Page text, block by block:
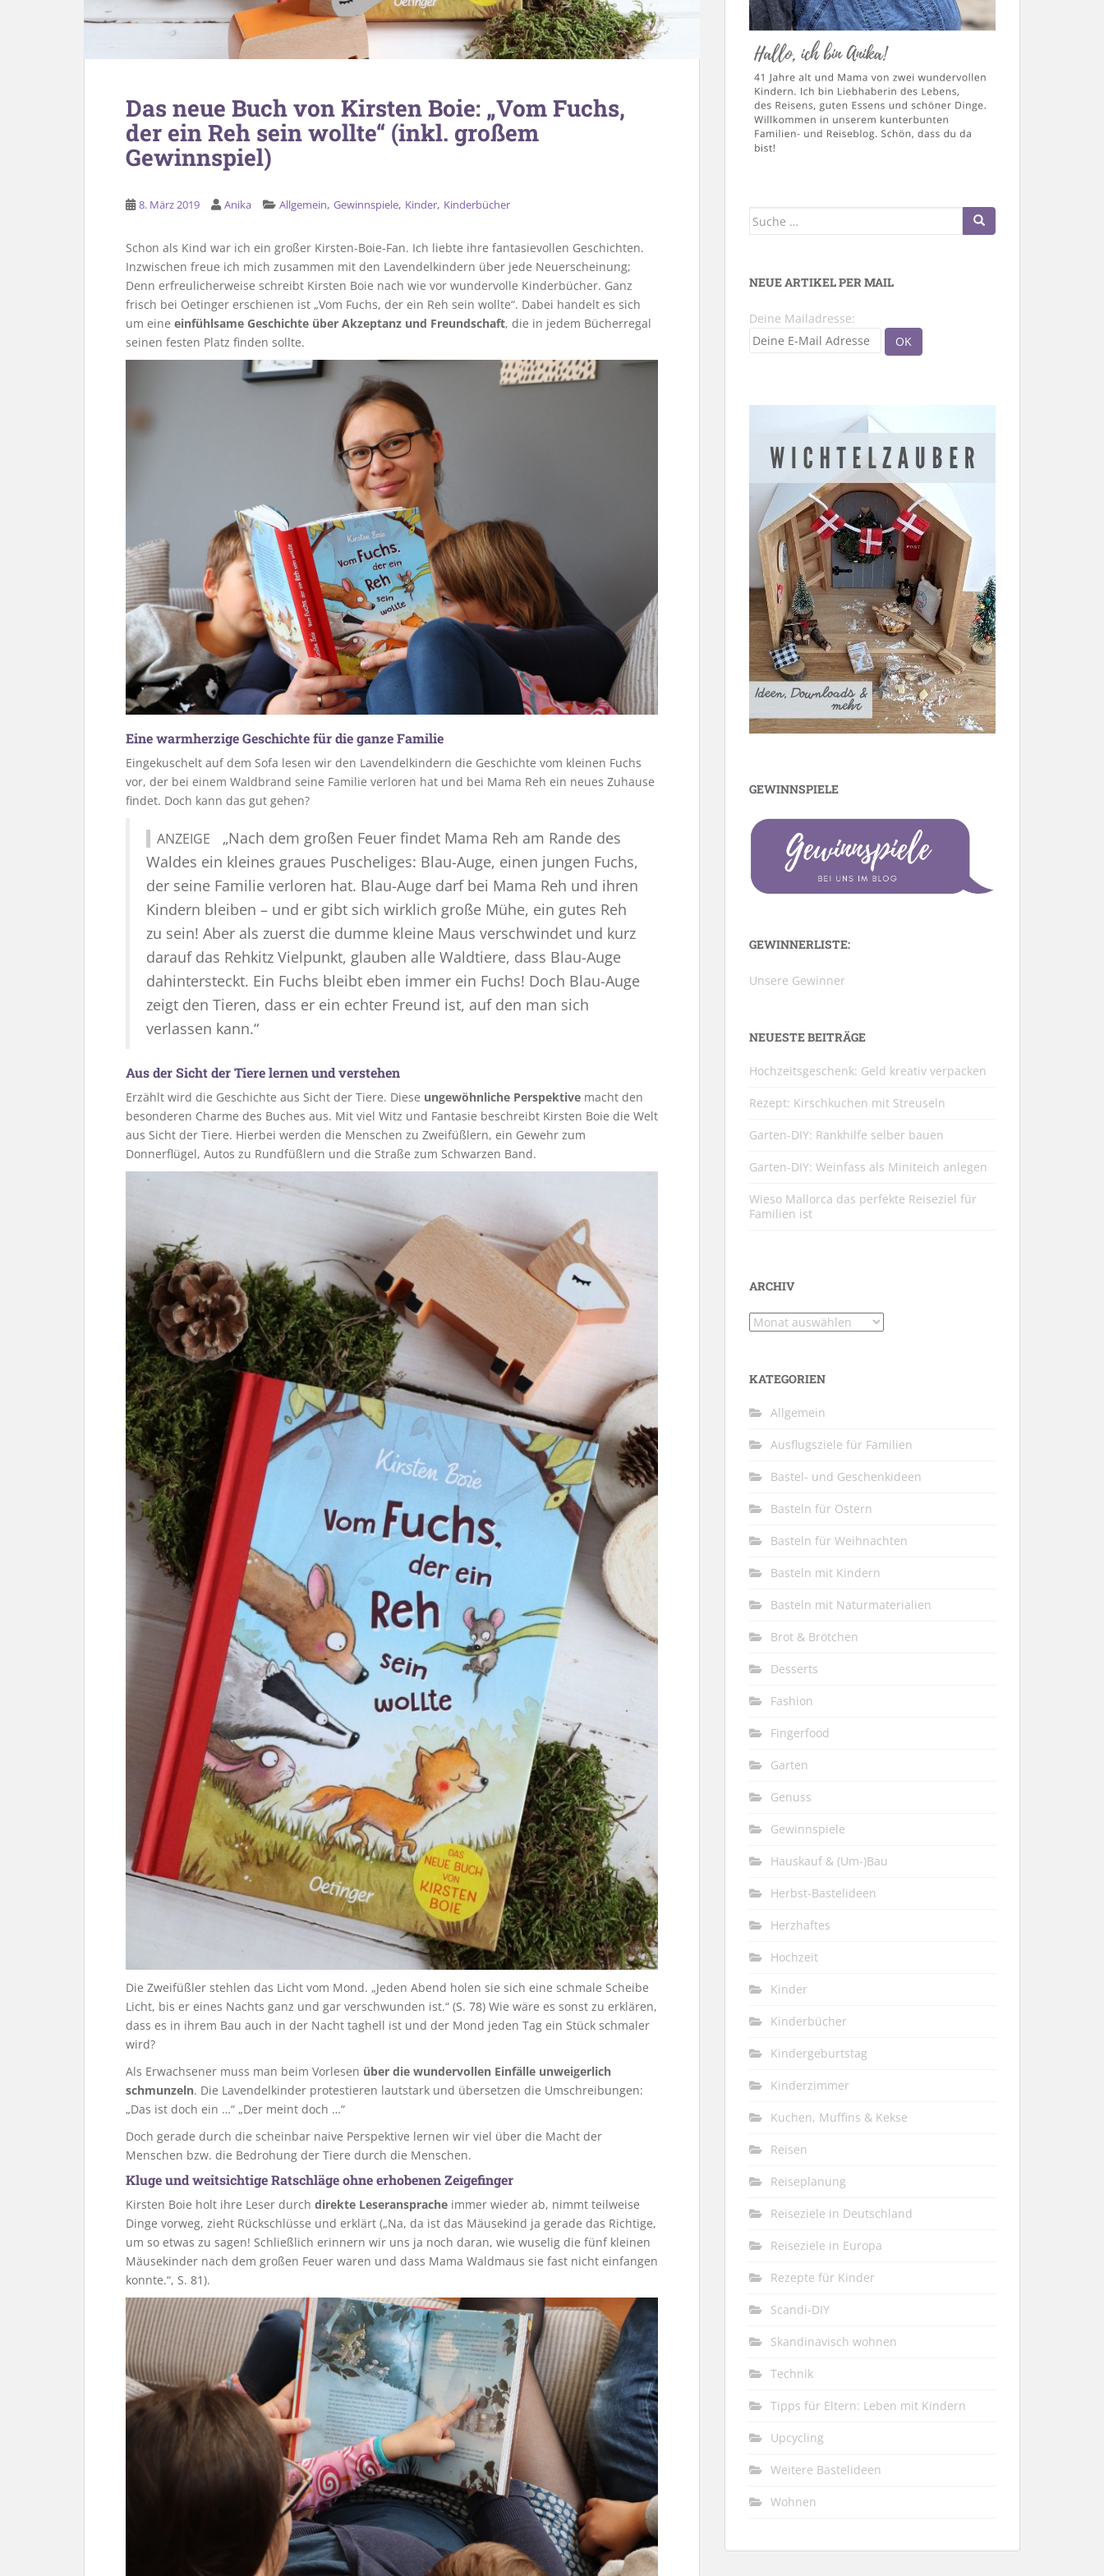
Das neue Buch von Kirsten Boie: „Vom Fuchs,
der ein Reh sein wollte“ (inkl. großem
Gewinnspiel)
8. März 2019 Anika Allgemein, Gewinnspiele, Kinder, Kinderbücher
Schon als Kind war ich ein großer Kirsten-Boie-Fan. Ich liebte ihre fantasievollen Geschichten.
Inzwischen freue ich mich zusammen mit den Lavendelkindern über jede Neuerscheinung;
Denn erfreulicherweise schreibt Kirsten Boie nach wie vor wundervolle Kinderbücher. Ganz
frisch bei Oetinger erschienen ist „Vom Fuchs, der ein Reh sein wollte“. Dabei handelt es sich
um eine einfühlsame Geschichte über Akzeptanz und Freundschaft, die in jedem Bücherregal
seinen festen Platz finden sollte.
Eine warmherzige Geschichte für die ganze Familie
Eingekuschelt auf dem Sofa lesen wir den Lavendelkindern die Geschichte vom kleinen Fuchs
vor, der bei einem Waldbrand seine Familie verloren hat und bei Mama Reh ein neues Zuhause
findet. Doch kann das gut gehen?
ANZEIGE
„Nach dem großen Feuer findet Mama Reh am Rande des
Waldes ein kleines graues Puscheliges: Blau-Auge, einen jungen Fuchs,
der seine Familie verloren hat. Blau-Auge darf bei Mama Reh und ihren
Kindern bleiben – und er gibt sich wirklich große Mühe, ein gutes Reh
zu sein! Aber als zuerst die dumme kleine Maus verschwindet und kurz
darauf das Rehkitz Vielpunkt, glauben alle Waldtiere, dass Blau-Auge
dahintersteckt. Ein Fuchs bleibt eben immer ein Fuchs! Doch Blau-Auge
zeigt den Tieren, dass er ein echter Freund ist, auf den man sich
verlassen kann.“
Aus der Sicht der Tiere lernen und verstehen
Erzählt wird die Geschichte aus Sicht der Tiere. Diese ungewöhnliche Perspektive macht den
besonderen Charme des Buches aus. Mit viel Witz und Fantasie beschreibt Kirsten Boie die Welt
aus Sicht der Tiere. Hierbei werden die Menschen zu Zweifüßlern, ein Gewehr zum
Donnerflügel, Autos zu Rundfüßlern und die Straße zum Schwarzen Band.
Die Zweifüßler stehlen das Licht vom Mond. „Jeden Abend holen sie sich eine schmale Scheibe
Licht, bis er eines Nachts ganz und gar verschwunden ist.“ (S. 78) Wie wäre es sonst zu erklären,
dass es in ihrem Bau auch in der Nacht taghell ist und der Mond jeden Tag ein Stück schmaler
wird?
Als Erwachsener muss man beim Vorlesen über die wundervollen Einfälle unweigerlich
schmunzeln. Die Lavendelkinder protestieren lautstark und übersetzen die Umschreibungen:
„Das ist doch ein …“ „Der meint doch …“
Doch gerade durch die scheinbar naive Perspektive lernen wir viel über die Macht der
Menschen bzw. die Bedrohung der Tiere durch die Menschen.
Kluge und weitsichtige Ratschläge ohne erhobenen Zeigefinger
Kirsten Boie holt ihre Leser durch direkte Leseransprache immer wieder ab, nimmt teilweise
Dinge vorweg, zieht Rückschlüsse und erklärt („Na, da ist das Mäusekind ja gerade das Richtige,
um so etwas zu sagen! Schließlich erinnern wir uns ja noch daran, wie wuselig die fünf kleinen
Mäusekinder nach dem großen Feuer waren und dass Mama Waldmaus sie fast nicht einfangen
konnte.“, S. 81).
Suche
NEUE ARTIKEL PER MAIL
Deine Mailadresse:
GEWINNSPIELE
GEWINNERLISTE:
Unsere Gewinner
NEUESTE BEITRÄGE
Hochzeitsgeschenk: Geld kreativ verpacken
Rezept: Kirschkuchen mit Streuseln
Garten-DIY: Rankhilfe selber bauen
Garten-DIY: Weinfass als Miniteich anlegen
Wieso Mallorca das perfekte Reiseziel für
Familien ist
ARCHIV
Archiv
KATEGORIEN
Allgemein
Ausflugsziele für Familien
Bastel- und Geschenkideen
Basteln für Ostern
Basteln für Weihnachten
Basteln mit Kindern
Basteln mit Naturmaterialien
Brot & Brötchen
Desserts
Fashion
Fingerfood
Garten
Genuss
Gewinnspiele
Hauskauf & (Um-)Bau
Herbst-Bastelideen
Herzhaftes
Hochzeit
Kinder
Kinderbücher
Kindergeburtstag
Kinderzimmer
Kuchen, Muffins & Kekse
Reisen
Reiseplanung
Reiseziele in Deutschland
Reiseziele in Europa
Rezepte für Kinder
Scandi-DIY
Skandinavisch wohnen
Technik
Tipps für Eltern: Leben mit Kindern
Upcycling
Weitere Bastelideen
Wohnen